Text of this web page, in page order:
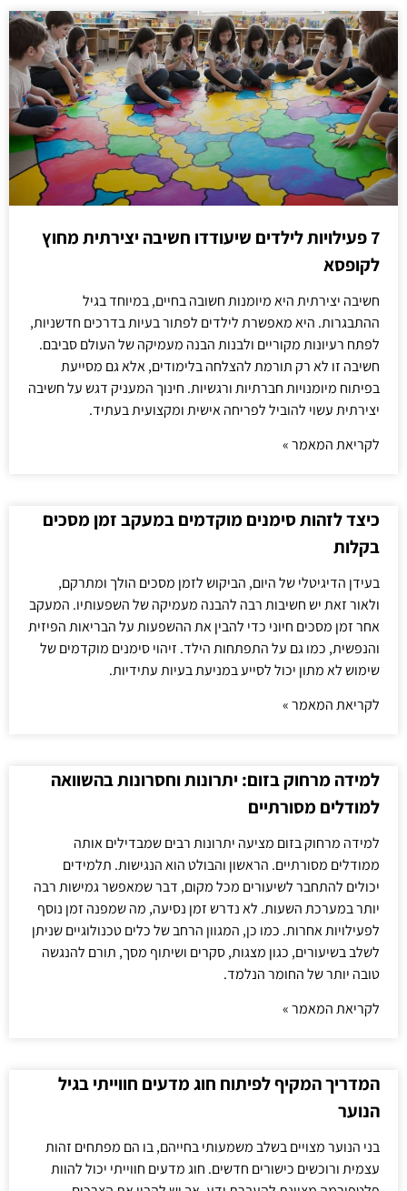
7 פעילויות לילדים שיעודדו חשיבה יצירתית מחוץ
לקופסא
חשיבה יצירתית היא מיומנות חשובה בחיים, במיוחד בגיל
ההתבגרות. היא מאפשרת לילדים לפתור בעיות בדרכים חדשניות,
לפתח רעיונות מקוריים ולבנות הבנה מעמיקה של העולם סביבם.
חשיבה זו לא רק תורמת להצלחה בלימודים, אלא גם מסייעת
בפיתוח מיומנויות חברתיות ורגשיות. חינוך המעניק דגש על חשיבה
יצירתית עשוי להוביל לפריחה אישית ומקצועית בעתיד.
לקריאת המאמר »
כיצד לזהות סימנים מוקדמים במעקב זמן מסכים
בקלות
בעידן הדיגיטלי של היום, הביקוש לזמן מסכים הולך ומתרקם,
ולאור זאת יש חשיבות רבה להבנה מעמיקה של השפעותיו. המעקב
אחר זמן מסכים חיוני כדי להבין את ההשפעות על הבריאות הפיזית
והנפשית, כמו גם על התפתחות הילד. זיהוי סימנים מוקדמים של
שימוש לא מתון יכול לסייע במניעת בעיות עתידיות.
לקריאת המאמר »
למידה מרחוק בזום: יתרונות וחסרונות בהשוואה
למודלים מסורתיים
למידה מרחוק בזום מציעה יתרונות רבים שמבדילים אותה
ממודלים מסורתיים. הראשון והבולט הוא הנגישות. תלמידים
יכולים להתחבר לשיעורים מכל מקום, דבר שמאפשר גמישות רבה
יותר במערכת השעות. לא נדרש זמן נסיעה, מה שמפנה זמן נוסף
לפעילויות אחרות. כמו כן, המגוון הרחב של כלים טכנולוגיים שניתן
לשלב בשיעורים, כגון מצגות, סקרים ושיתוף מסך, תורם להנגשה
טובה יותר של החומר הנלמד.
לקריאת המאמר »
המדריך המקיף לפיתוח חוג מדעים חווייתי בגיל
הנוער
בני הנוער מצויים בשלב משמעותי בחייהם, בו הם מפתחים זהות
עצמית ורוכשים כישורים חדשים. חוג מדעים חווייתי יכול להוות